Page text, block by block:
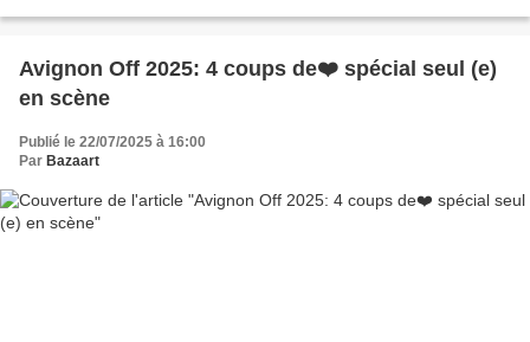
Avignon Off 2025: 4 coups de❤️ spécial seul (e)
en scène
Publié le 22/07/2025 à 16:00
Par Bazaart